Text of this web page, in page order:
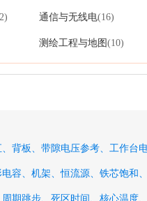
通信与无线电(16)
测绘工程与地图(10)
背板、 带隙电压参考、 工作台
容、 机架、恒流源、 铁芯饱和
周期跳步、 死区时间、 核心温度